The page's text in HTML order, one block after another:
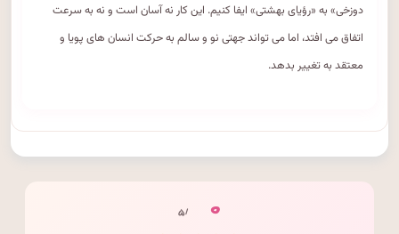
دوزخی» به «رؤیای بهشتی» ایفا کنیم. این کار نه آسان است و نه به سرعت
اتفاق می افتد، اما می تواند جهتی نو و سالم به حرکت انسان های پویا و
معتقد به تغییر بدهد.
۰ / ۵